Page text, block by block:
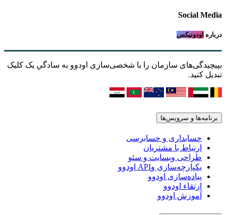
Social Media
درباره اودونیکس
بپیچیدگی‌های سازمان را با شخصی‌سازی اودوو به سادگیِ یک کلیک
تبدیل کنید.
برنامه‌ها و سرویس‌ها
حسابداری و حسابرسی
ارتباط با مشتریان
طراحی وبسایت و سئو
یکپارچه‌سازی وAPI اودوو
پیاده‌سازی اودوو
ارتقاء اودوو
آموزش اودوو